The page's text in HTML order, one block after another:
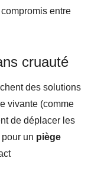
entre
cruauté
des solutions
vivante (comme
de déplacer les
un piège